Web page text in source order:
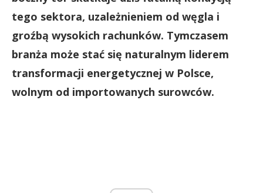
tego sektora, uzależnieniem od węgla i
groźbą wysokich rachunków. Tymczasem
branża może stać się naturalnym liderem
transformacji energetycznej w Polsce,
wolnym od importowanych surowców.